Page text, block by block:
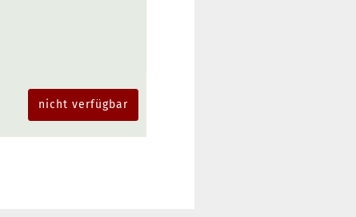
nicht verfügbar